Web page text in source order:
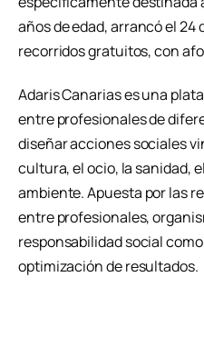
años de edad, arrancó el 24
recorridos gratuitos, con
Adaris Canarias es una
entre profesionales de
diseñar acciones sociales
cultura, el ocio, la sanidad,
ambiente. Apuesta por las
entre profesionales,
responsabilidad social
optimización de resultados.